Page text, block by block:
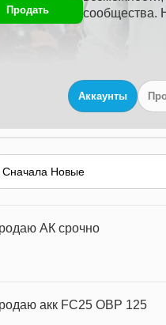
Продать
сообщества.
Аккаунты
АК срочно
акк FС25 ОВР 125